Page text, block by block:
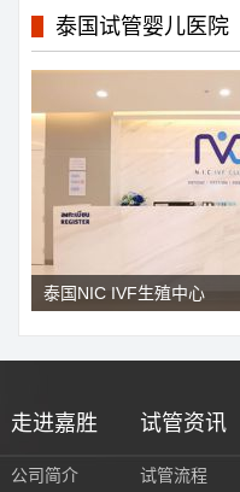
泰国试管婴儿医院
泰国NIC IVF生殖中心
走进嘉胜
公司简介
试管资讯
试管流程